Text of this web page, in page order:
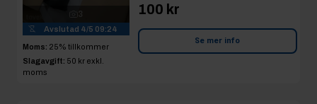
Avslutad 4/5 09:24
Moms: 25% tillkommer
Slagavgift: 50 kr exkl.
moms
100 kr
Se mer info